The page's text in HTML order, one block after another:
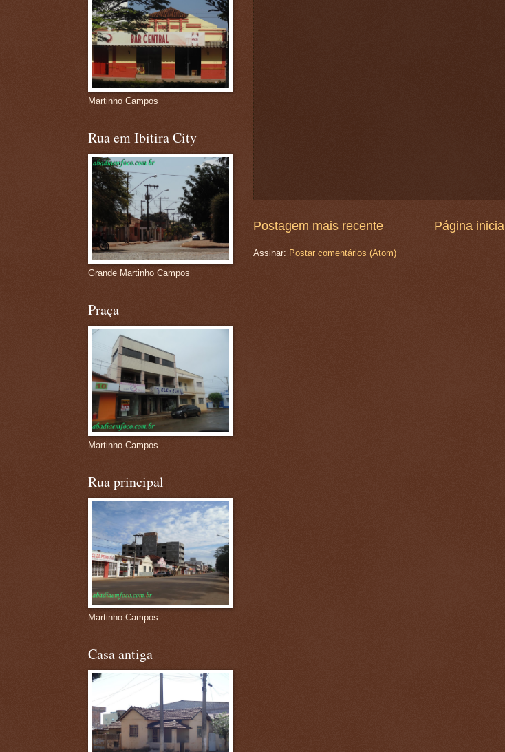
Postagem mais recente Página inicial
Assinar: Postar comentários (Atom)
Martinho Campos
Rua em Ibitira City
Grande Martinho Campos
Praça
Martinho Campos
Rua principal
Martinho Campos
Casa antiga